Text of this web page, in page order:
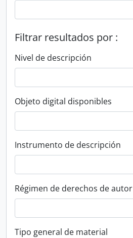
Filtrar resultados por :
Nivel de descripción
Objeto digital disponibles
Instrumento de descripción
Régimen de derechos de autor
Tipo general de material